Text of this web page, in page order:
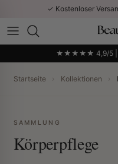
Direkt zum Inhalt✓ Kostenloser
★★★★★ 4,9/5 |
Startseite › Kollektionen ›
SAMMLUNG
Körperpflege